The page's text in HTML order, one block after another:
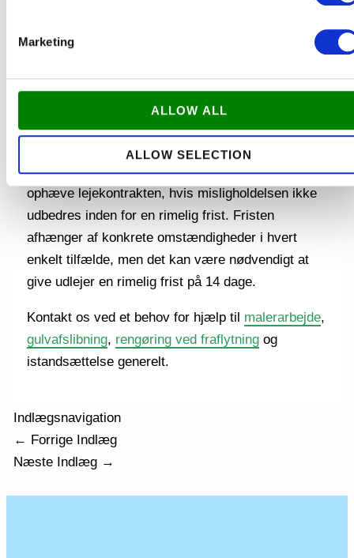
Marketing
ALLOW ALL
ALLOW SELECTION
Manglende ejendomsretten Hvis udlejer ikke har
lejekontrakten. Dette gælder også, hvis udlejer er
blevet tvangsauktioneret ud af lejemålet, eller hvis
lejemålet skal rives ned eller ændres væsentligt.
I de fleste af de ovennævnte tilfælde kan lejer
ophæve lejekontrakten, hvis misligholdelsen ikke
udbedres inden for en rimelig frist. Fristen
afhænger af konkrete omstændigheder i hvert
enkelt tilfælde, men det kan være nødvendigt at
give udlejer en rimelig frist på 14 dage.
Kontakt os ved et behov for hjælp til malerarbejde,
gulvafslibning, rengøring ved fraflytning og
istandsættelse generelt.
Indlægsnavigation
← Forrige Indlæg
Næste Indlæg →